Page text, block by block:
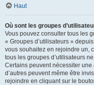
Haut
Où sont les groupes
Vous pouvez consulter tous les
« Groupes d’utilisateurs »
vous souhaitez en rejoindre un,
tous les groupes d’utilisateurs
Certains peuvent nécessiter une
d’autres peuvent même être
rejoindre en cliquant sur le